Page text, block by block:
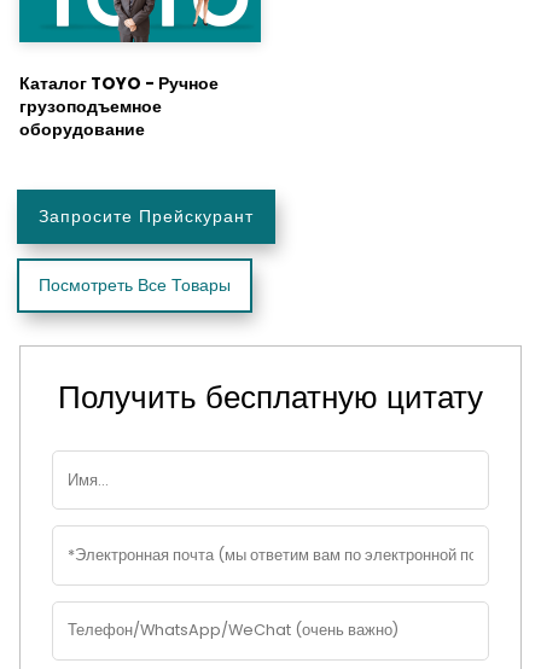
Каталог TOYO - Ручное
грузоподъемное
оборудование
Запросите Прейскурант
Посмотреть Все Товары
Получить бесплатную цитату